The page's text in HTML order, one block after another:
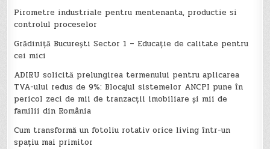
Pirometre industriale pentru mentenanta, productie si
controlul proceselor
Grădiniță București Sector 1 – Educație de calitate pentru
cei mici
ADIRU solicită prelungirea termenului pentru aplicarea
TVA-ului redus de 9%: Blocajul sistemelor ANCPI pune în
pericol zeci de mii de tranzacții imobiliare și mii de
familii din România
Cum transformă un fotoliu rotativ orice living într-un
spațiu mai primitor